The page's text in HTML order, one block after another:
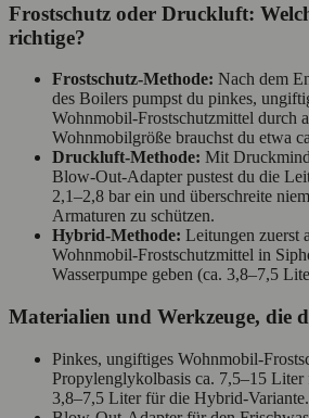
Frostschutz oder Druckluft:
richtige?
Frostschutz‑Methode: Nach dem
des Boilers pumpst du pinkes,
Wohnmobil‑Frostschutzmittel durch
Wohnmobilgröße brauchst du etwa
Druckluft‑Methode: Mit
Blow‑Out‑Adapter pustest du die
2,1–2,8 bar ein und überschreite
Armaturen zu schützen.
Hybrid‑Methode: Leitungen zuerst
Wohnmobil‑Frostschutzmittel in
Wasserpumpe geben (ca. 3,8–7,5
Materialien und Werkzeuge, die
Pinkes, ungiftiges
Propylenglykolbasis ca. 7,5–15 Liter
3,8–7,5 Liter für die Hybrid‑Variante.